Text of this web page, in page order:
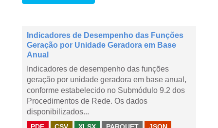
Indicadores de Desempenho das Funções
Geração por Unidade Geradora em Base
Anual
Indicadores de desempenho das funções
geração por unidade geradora em base anual,
conforme estabelecido no Submódulo 9.2 dos
Procedimentos de Rede. Os dados
disponibilizados...